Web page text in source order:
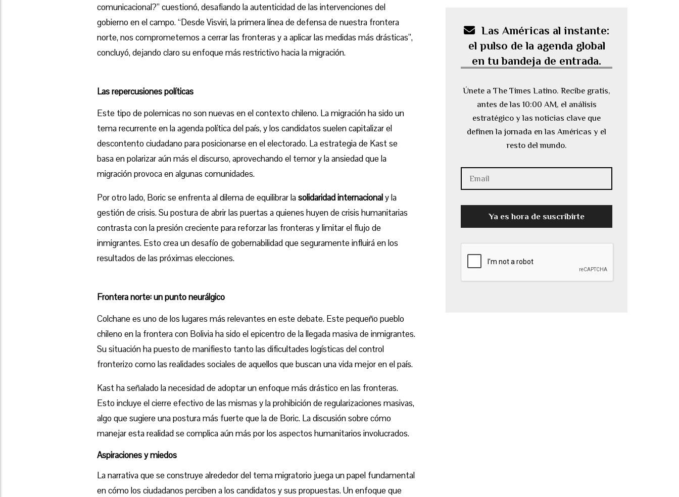
comunicacional?” cuestionó, desafiando la autenticidad de las intervenciones del
gobierno en el campo. “Desde Visviri, la primera línea de defensa de nuestra frontera
norte, nos comprometemos a cerrar las fronteras y a aplicar las medidas más drásticas”,
concluyó, dejando claro su enfoque más restrictivo hacia la migración.
Las repercusiones políticas
Este tipo de polemicas no son nuevas en el contexto chileno. La migración ha sido un
tema recurrente en la agenda política del país, y los candidatos suelen capitalizar el
descontento ciudadano para posicionarse en el electorado. La estrategia de Kast se
basa en polarizar aún más el discurso, aprovechando el temor y la ansiedad que la
migración provoca en algunas comunidades.
Por otro lado, Boric se enfrenta al dilema de equilibrar lasolidaridad internacionaly la
gestión de crisis. Su postura de abrir las puertas a quienes huyen de crisis humanitarias
contrasta con la presión creciente para reforzar las fronteras y limitar el flujo de
inmigrantes. Esto crea un desafío de gobernabilidad que seguramente influirá en los
resultados de las próximas elecciones.
Frontera norte: un punto neurálgico
Colchane es uno de los lugares más relevantes en este debate. Este pequeño pueblo
chileno en la frontera con Bolivia ha sido el epicentro de la llegada masiva de inmigrantes.
Su situación ha puesto de manifiesto tanto las dificultades logísticas del control
fronterizo como las realidades sociales de aquellos que buscan una vida mejor en el país.
Kast ha señalado la necesidad de adoptar un enfoque más drástico en las fronteras.
Esto incluye el cierre efectivo de las mismas y la prohibición de regularizaciones masivas,
algo que sugiere una postura más fuerte que la de Boric. La discusión sobre cómo
manejar esta realidad se complica aún más por los aspectos humanitarios involucrados.
Aspiraciones y miedos
La narrativa que se construye alrededor del tema migratorio juega un papel fundamental
en cómo los ciudadanos perciben a los candidatos y sus propuestas. Un enfoque que
Las Américas al instante:
el pulso de la agenda global
en tu bandeja de entrada.
Únete a The Times Latino. Recibe gratis,
antes de las 10:00 AM, el análisis
estratégico y las noticias clave que
definen la jornada en las Américas y el
resto del mundo.
Ya es hora de suscribirte